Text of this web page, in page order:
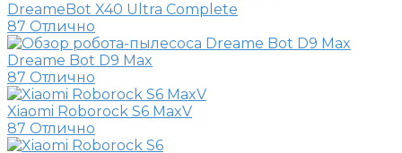
DreameBot X40 Ultra Complete
87 Отлично
Dreame Bot D9 Max
87 Отлично
Xiaomi Roborock S6 MaxV
87 Отлично